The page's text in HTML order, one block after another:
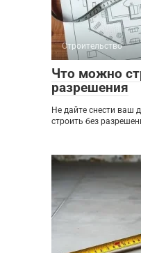
Строительство
Что можно
разрешения
Не дайте снести ваш
строить без